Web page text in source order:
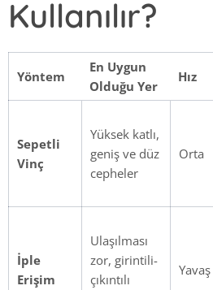
Kullanılır?
Yöntem
En Uygun
Olduğu Yer
Hız
Sepetli
Vinç
Yüksek katlı,
geniş ve düz
cepheler
Orta
İple
Erişim
Ulaşılması
zor, girintili-
çıkıntılı
Yavaş